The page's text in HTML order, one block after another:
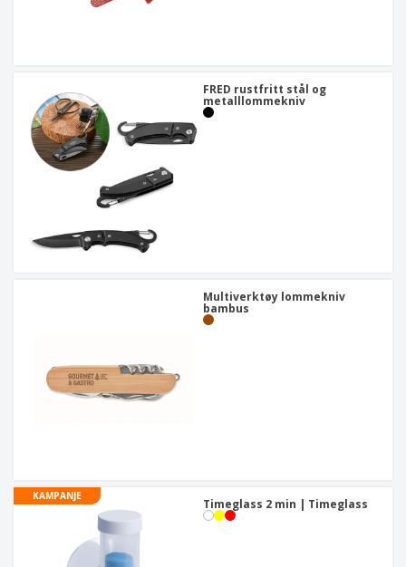
FRED rustfritt stål og
metalllommekniv
Multiverktøy lommekniv
bambus
KAMPANJE
Timeglass 2 min | Timeglass